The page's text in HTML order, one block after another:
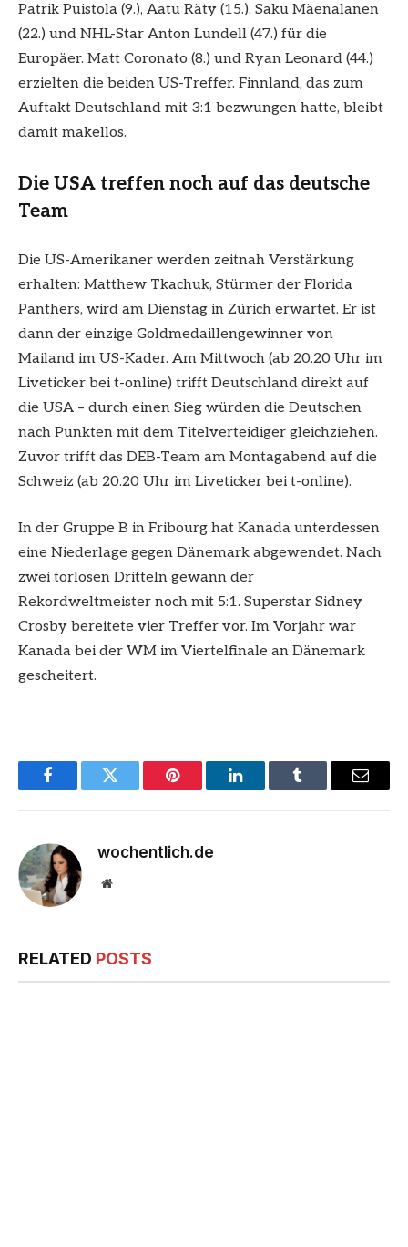
Patrik Puistola (9.), Aatu Räty (15.), Saku Mäenalanen
(22.) und NHL-Star Anton Lundell (47.) für die
Europäer. Matt Coronato (8.) und Ryan Leonard (44.)
erzielten die beiden US-Treffer. Finnland, das zum
Auftakt Deutschland mit 3:1 bezwungen hatte, bleibt
damit makellos.
Die USA treffen noch auf das deutsche
Team
Die US-Amerikaner werden zeitnah Verstärkung
erhalten: Matthew Tkachuk, Stürmer der Florida
Panthers, wird am Dienstag in Zürich erwartet. Er ist
dann der einzige Goldmedaillengewinner von
Mailand im US-Kader. Am Mittwoch (ab 20.20 Uhr im
Liveticker bei t-online) trifft Deutschland direkt auf
die USA – durch einen Sieg würden die Deutschen
nach Punkten mit dem Titelverteidiger gleichziehen.
Zuvor trifft das DEB-Team am Montagabend auf die
Schweiz (ab 20.20 Uhr im Liveticker bei t-online).
In der Gruppe B in Fribourg hat Kanada unterdessen
eine Niederlage gegen Dänemark abgewendet. Nach
zwei torlosen Dritteln gewann der
Rekordweltmeister noch mit 5:1. Superstar Sidney
Crosby bereitete vier Treffer vor. Im Vorjahr war
Kanada bei der WM im Viertelfinale an Dänemark
gescheitert.
FacebookTwitter Pinterest LinkedInTumblr Email
wochentlich.de
Website
RELATED POSTS